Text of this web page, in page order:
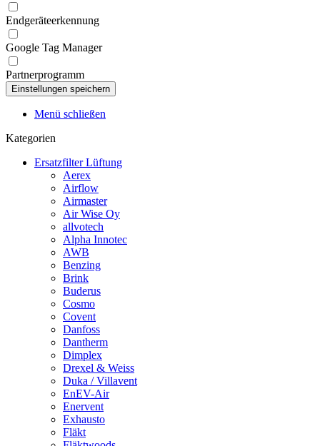
Endgeräteerkennung
Google Tag Manager
Partnerprogramm
Menü schließen
Kategorien
Ersatzfilter Lüftung
Aerex
Airflow
Airmaster
Air Wise Oy
allvotech
Alpha Innotec
AWB
Benzing
Brink
Buderus
Cosmo
Covent
Danfoss
Dantherm
Dimplex
Drexel & Weiss
Duka / Villavent
EnEV-Air
Enervent
Exhausto
Fläkt